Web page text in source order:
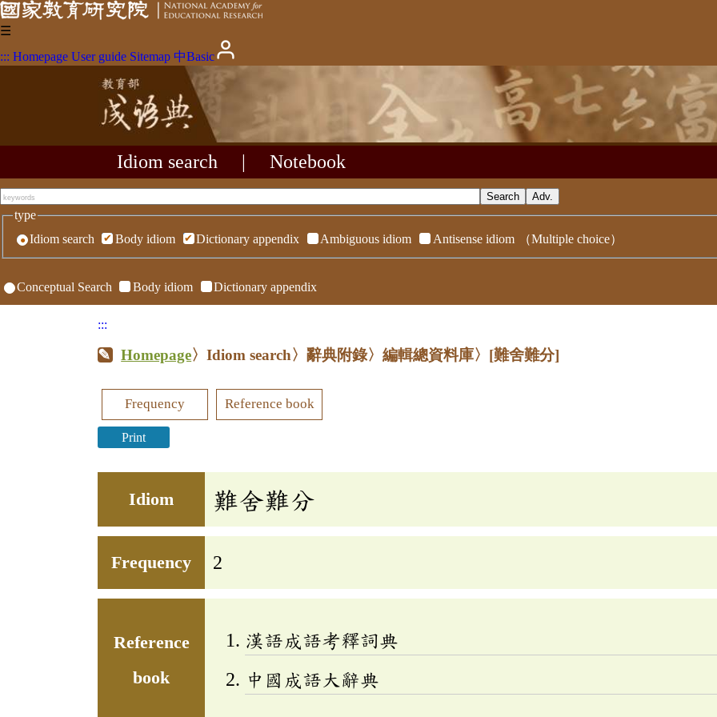
☰
::: Homepage User guide Sitemap 中Basic
Idiom search Notebook
type
Idiom search
Body idiom Dictionary appendix Ambiguous idiom Antisense idiom （Multiple choice）
Conceptual Search Body idiom Dictionary appendix
:::
Homepage〉Idiom search〉辭典附錄〉編輯總資料庫〉 [難舍難分]
Frequency Reference book
Print
Idiom 難舍難分
Frequency 2
Reference
book
漢語成語考釋詞典
中國成語大辭典